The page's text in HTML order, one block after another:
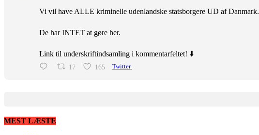
Vi vil have ALLE kriminelle udenlandske statsborgere UD af Danmark.
De har INTET at gøre her.
Link til underskriftindsamling i kommentarfeltet! ⬇️
17 165 Twitter
MEST LÆSTE